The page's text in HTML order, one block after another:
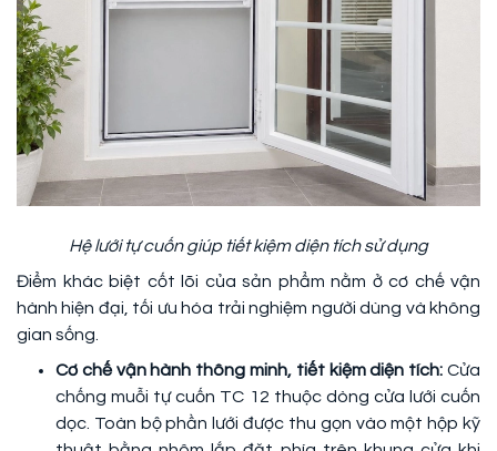
Hệ lưới tự cuốn giúp tiết kiệm diện tích sử dụng
Điểm khác biệt cốt lõi của sản phẩm nằm ở cơ chế vận
hành hiện đại, tối ưu hóa trải nghiệm người dùng và không
gian sống.
Cơ chế vận hành thông minh, tiết kiệm diện tích: Cửa
chống muỗi tự cuốn TC 12 thuộc dòng cửa lưới cuốn
dọc. Toàn bộ phần lưới được thu gọn vào một hộp kỹ